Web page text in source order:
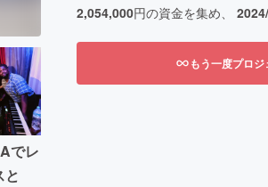
でレ
と
2,054,000円の資金を集め、
もう一度プロ